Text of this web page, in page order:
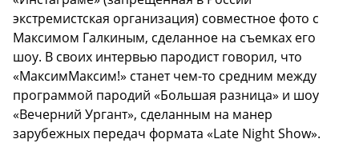
экстремистская организация) совместное фото с
Максимом Галкиным, сделанное на съемках его
шоу. В своих интервью пародист говорил, что
«МаксимМаксим!» станет чем-то средним между
программой пародий «Большая разница» и шоу
«Вечерний Ургант», сделанным на манер
зарубежных передач формата «Late Night Show».